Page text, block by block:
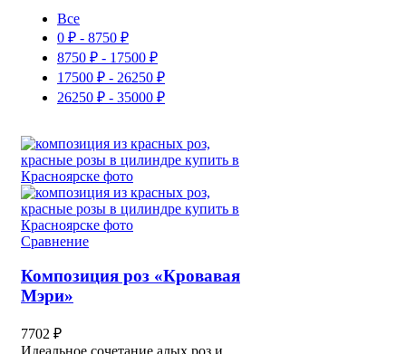
Все
0 ₽ - 8750 ₽
8750 ₽ - 17500 ₽
17500 ₽ - 26250 ₽
26250 ₽ - 35000 ₽
Сравнение
Композиция роз «Кровавая
Мэри»
7702 ₽
Идеальное сочетание алых роз и